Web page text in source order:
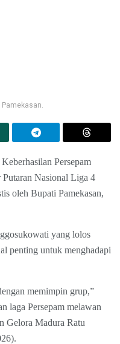
Persepam
Putaran Nasional Liga 4
oleh Bupati Pamekasan,
yang lolos
penting untuk menghadapi
memimpin grup,”
laga Persepam melawan
Gelora Madura Ratu